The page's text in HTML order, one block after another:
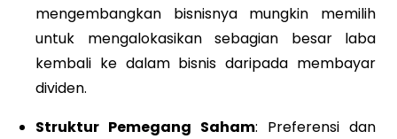
mengembangkan bisnisnya mungkin memilih
untuk mengalokasikan sebagian besar laba
kembali ke dalam bisnis daripada membayar
dividen.
Struktur Pemegang Saham: Preferensi dan